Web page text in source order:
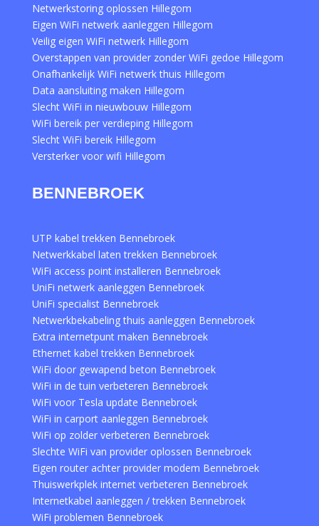
Netwerkstoring oplossen Hillegom
Eigen WiFi netwerk aanleggen Hillegom
Veilig eigen WiFi netwerk Hillegom
Overstappen van provider zonder WiFi gedoe Hillegom
Onafhankelijk WiFi netwerk thuis Hillegom
Data aansluiting maken Hillegom
Slecht WiFi in nieuwbouw Hillegom
WiFi bereik per verdieping Hillegom
Slecht WiFi bereik Hillegom
Versterker voor wifi Hillegom
BENNEBROEK
UTP kabel trekken Bennebroek
Netwerkkabel laten trekken Bennebroek
WiFi access point installeren Bennebroek
UniFi netwerk aanleggen Bennebroek
UniFi specialist Bennebroek
Netwerkbekabeling thuis aanleggen Bennebroek
Extra internetpunt maken Bennebroek
Ethernet kabel trekken Bennebroek
WiFi door gewapend beton Bennebroek
WiFi in de tuin verbeteren Bennebroek
WiFi voor Tesla update Bennebroek
WiFi in carport aanleggen Bennebroek
WiFi op zolder verbeteren Bennebroek
Slechte WiFi van provider oplossen Bennebroek
Eigen router achter provider modem Bennebroek
Thuiswerkplek internet verbeteren Bennebroek
Internetkabel aanleggen / trekken Bennebroek
WiFi problemen Bennebroek